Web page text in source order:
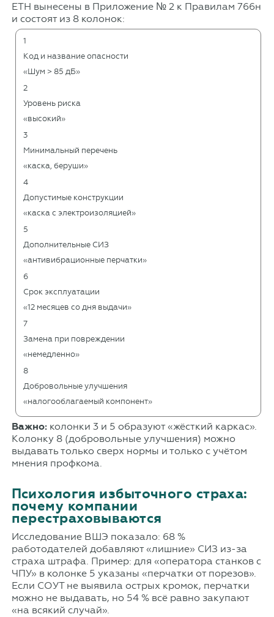
ЕТН вынесены в Приложение № 2 к Правилам 766н
и состоят из 8 колонок:
1
Код и название опасности
«Шум > 85 дБ»
2
Уровень риска
«высокий»
3
Минимальный перечень
«каска, беруши»
4
Допустимые конструкции
«каска с электроизоляцией»
5
Дополнительные СИЗ
«антивибрационные перчатки»
6
Срок эксплуатации
«12 месяцев со дня выдачи»
7
Замена при повреждении
«немедленно»
8
Добровольные улучшения
«налогооблагаемый компонент»
Важно:колонки 3 и 5 образуют «жёсткий каркас».
Колонку 8 (добровольные улучшения) можно
выдавать только сверх нормы и только с учётом
мнения профкома.
Психология избыточного страха:
почему компании
перестраховываются
Исследование ВШЭ показало: 68 %
работодателей добавляют «лишние» СИЗ из-за
страха штрафа. Пример: для «оператора станков с
ЧПУ» в колонке 5 указаны «перчатки от порезов».
Если СОУТ не выявила острых кромок, перчатки
можно не выдавать, но 54 % всё равно закупают
«на всякий случай».